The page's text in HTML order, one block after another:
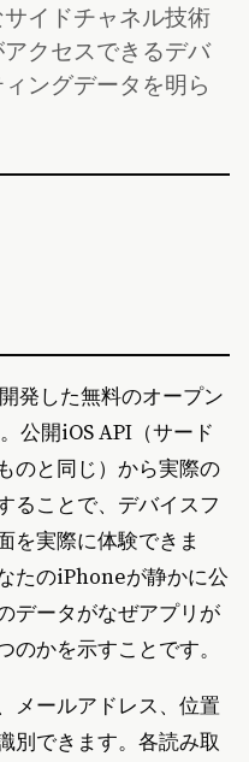
イドチャネル技術
クセスできるデバ
ングデータを明ら
発した無料のオープン
公開iOS API（サード
のと同じ）から実際の
ることで、デバイスフ
を実際に体験できま
たのiPhoneが静かに公
データがなぜアプリが
かを示すことです。
メールアドレス、位置
別できます。各読み取